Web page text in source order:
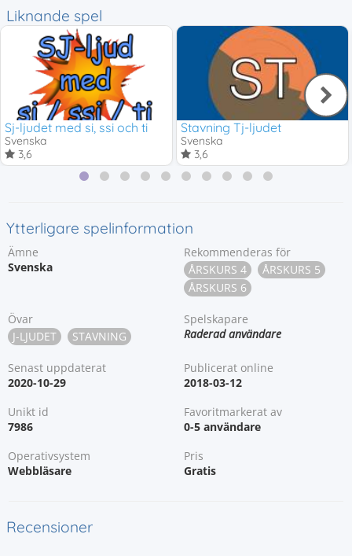
Liknande spel
Sj-ljudet med si, ssi och ti
Svenska
3,6
Stavning Tj-ljudet
Svenska
3,6
Ytterligare spelinformation
Ämne
Svenska
Rekommenderas för
ÅRSKURS 4
ÅRSKURS 5
ÅRSKURS 6
Övar
J-LJUDET
STAVNING
Spelskapare
Raderad användare
Senast uppdaterat
2020-10-29
Publicerat online
2018-03-12
Unikt id
7986
Favoritmarkerat av
0-5 användare
Operativsystem
Webbläsare
Pris
Gratis
Recensioner